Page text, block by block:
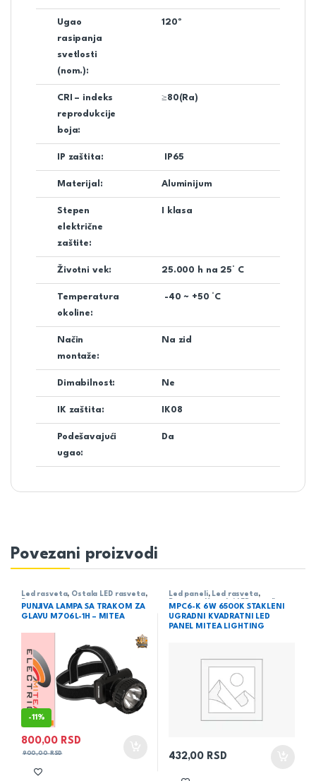
Ugao
rasipanja
svetlosti
(nom.):
120º
CRI – indeks
reprodukcije
boja:
≥80(Ra)
IP zaštita: IP65
Materijal: Aluminijum
Stepen
električne
zaštite:
I klasa
Životni vek: 25.000 h na 25° C
Temperatura
okoline:
-40 ~ +50 °C
Način
montaže:
Na zid
Dimabilnost: Ne
IK zaštita: IK08
Podešavajući
ugao:
Da
Povezani proizvodi
Led rasveta, Ostala LED rasveta,
PUNJIVA LAMPA SA TRAKOM ZA
GLAVU M706L-1H – MITEA
-11%
800,00 RSD
900,00RSD
Led paneli, Led rasveta,
MPC6-K 6W 6500K STAKLENI
UGRADNI KVADRATNI LED
PANEL MITEA LIGHTING
432,00 RSD